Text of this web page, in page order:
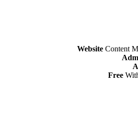
Website Content
Free